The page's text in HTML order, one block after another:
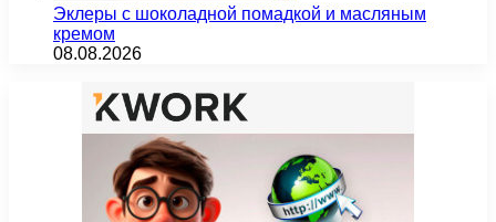
Эклеры с шоколадной помадкой и масляным
кремом
08.08.2026